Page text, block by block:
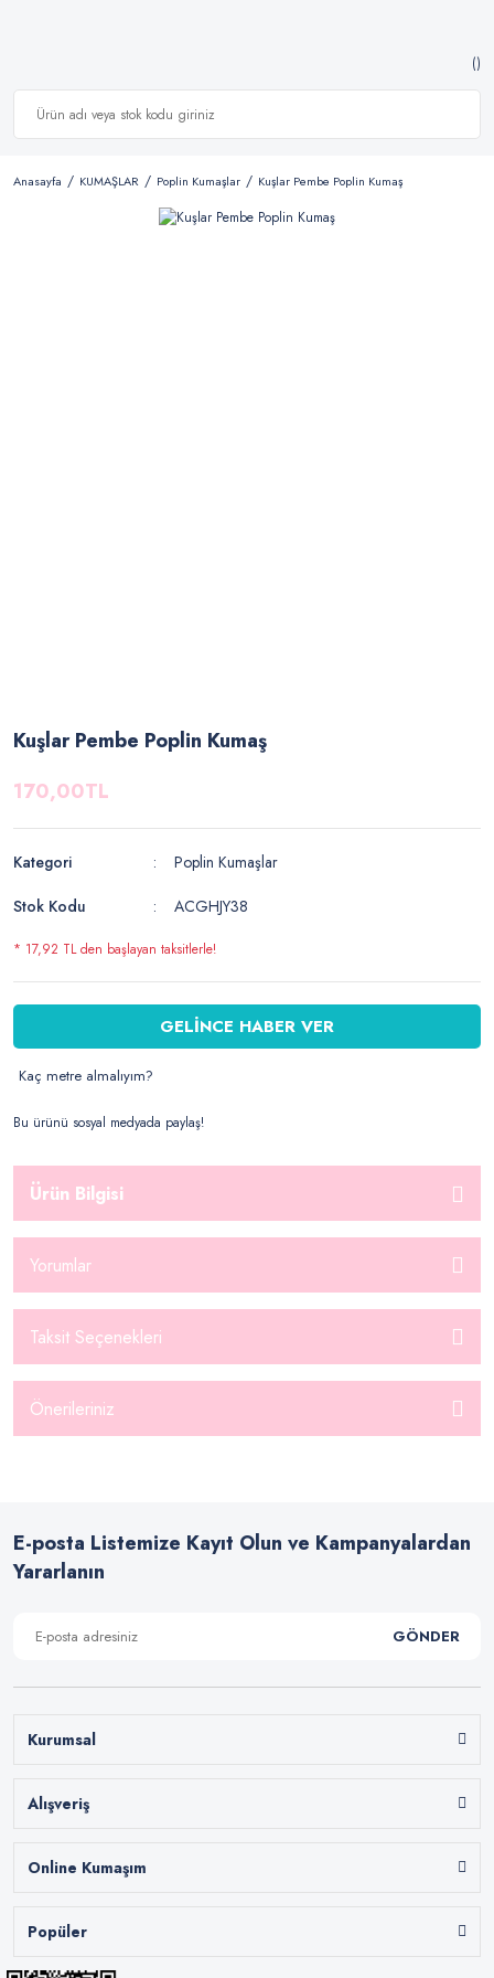
Anasayfa KUMAŞLAR Poplin Kumaşlar Kuşlar Pembe Poplin Kumaş
Kuşlar Pembe Poplin Kumaş
170,00TL
Kategori
Poplin Kumaşlar
Stok Kodu
ACGHJY38
* 17,92 TL den başlayan taksitlerle!
GELİNCE HABER VER
Kaç metre almalıyım?
Bu ürünü sosyal medyada paylaş!
Ürün Bilgisi
Yorumlar
Taksit Seçenekleri
Önerileriniz
E-posta Listemize Kayıt Olun ve Kampanyalardan
Yararlanın
GÖNDER
Kurumsal
Alışveriş
Online Kumaşım
Popüler